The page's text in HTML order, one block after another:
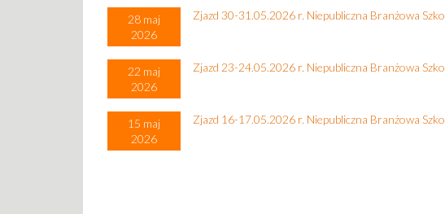
28 maj
2026
Zjazd 30-31.05.2026 r. Niepubliczna Branżowa Szko
22 maj
2026
Zjazd 23-24.05.2026 r. Niepubliczna Branżowa Szko
15 maj
2026
Zjazd 16-17.05.2026 r. Niepubliczna Branżowa Szko